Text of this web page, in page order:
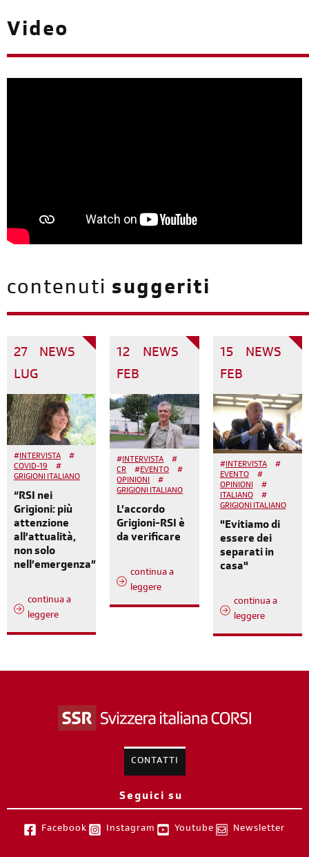
Video
contenuti suggeriti
27
LUG
NEWS
#INTERVISTA
#
COVID-19
#
GRIGIONI ITALIANO
“RSI nei
Grigioni: più
attenzione
all’attualità,
non solo
nell’emergenza”
continua a
leggere
12
FEB
NEWS
#INTERVISTA
#
CR
#EVENTO
#
OPINIONI
#
GRIGIONI ITALIANO
L’accordo
Grigioni-RSI è
da verificare
continua a
leggere
15
FEB
NEWS
#INTERVISTA
#
EVENTO
#
OPINIONI
#
ITALIANO
#
GRIGIONI ITALIANO
"Evitiamo di
essere dei
separati in
casa"
continua a
leggere
CONTATTI
Seguici su
Facebook Instagram Youtube Newsletter